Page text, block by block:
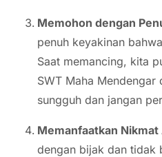
Memohon dengan
penuh keyakinan
Saat memancing, kita
SWT Maha
sungguh dan jangan
Memanfaatkan
dengan bijak dan tidak